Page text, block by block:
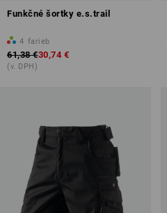
Funkčné šortky e.s.trail
4 farieb
61,38 €30,74 €
(v. DPH)